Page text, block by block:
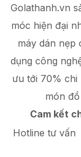
Golathanh.vn
móc hiện đại
máy dán nẹp
dụng công
ưu tới 70% chi
món đồ
Cam kết
Hotline tư vấn